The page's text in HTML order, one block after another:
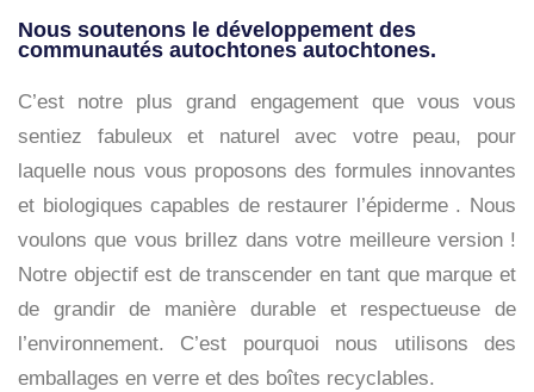
Nous soutenons le développement des
communautés autochtones autochtones.
C’est notre plus grand engagement que vous vous
sentiez fabuleux et naturel avec votre peau, pour
laquelle nous vous proposonsdes formules innovantes
et biologiques capables de restaurer l’épiderme. Nous
voulons que vous brillez dans votre meilleure version!
Notre objectif est de transcender en tant que marque et
de grandir de manière durable et respectueuse de
l’environnement. C’est pourquoi nous utilisons des
emballages en verre et des boîtes recyclables.